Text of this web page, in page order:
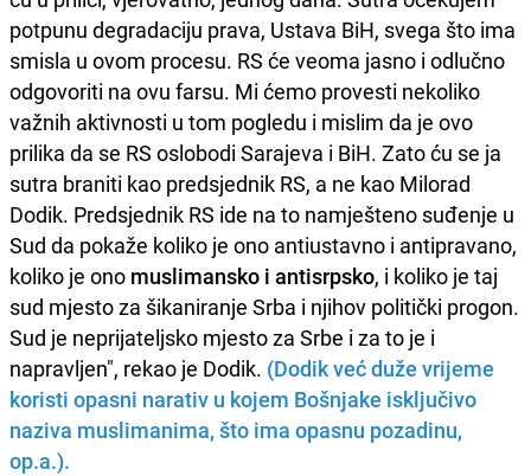
potpunu degradaciju prava, Ustava BiH, svega što ima
smisla u ovom procesu. RS će veoma jasno i odlučno
odgovoriti na ovu farsu. Mi ćemo provesti nekoliko
važnih aktivnosti u tom pogledu i mislim da je ovo
prilika da se RS oslobodi Sarajeva i BiH. Zato ću se ja
sutra braniti kao predsjednik RS, a ne kao Milorad
Dodik. Predsjednik RS ide na to namješteno suđenje u
Sud da pokaže koliko je ono antiustavno i antipravano,
koliko je ono muslimansko i antisrpsko, i koliko je taj
sud mjesto za šikaniranje Srba i njihov politički progon.
Sud je neprijateljsko mjesto za Srbe i za to je i
napravljen", rekao je Dodik. (Dodik već duže vrijeme
koristi opasni narativ u kojem Bošnjake isključivo
naziva muslimanima, što ima opasnu pozadinu,
op.a.).